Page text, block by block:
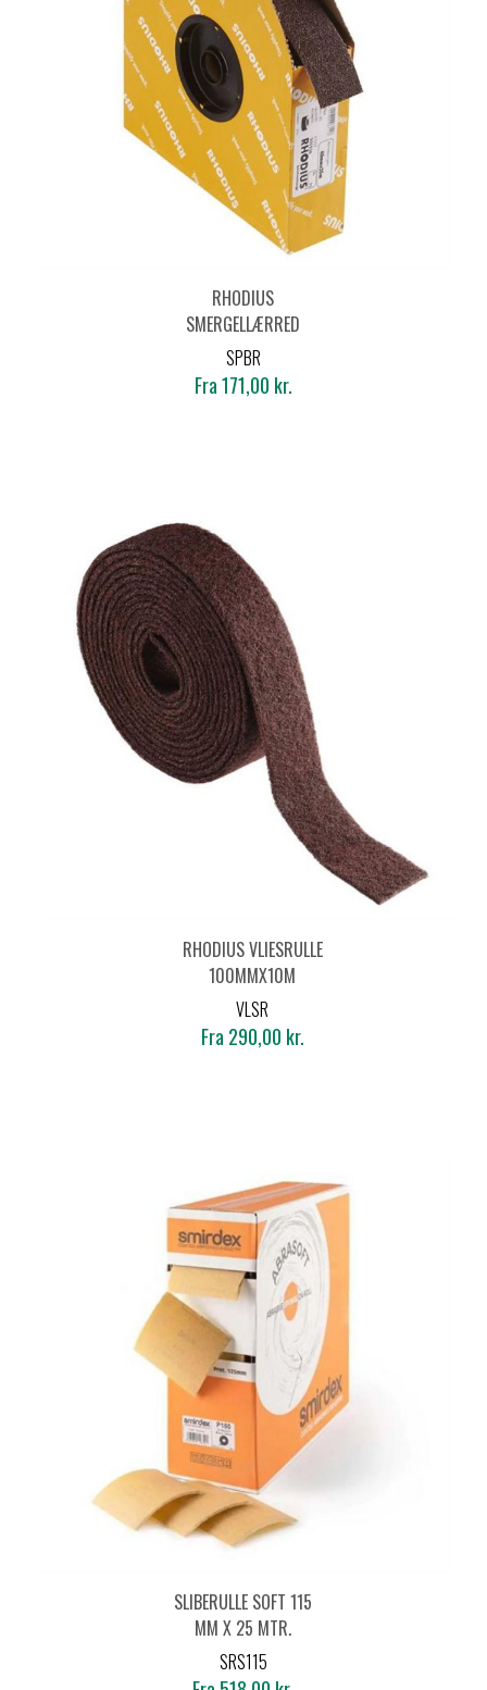
RHODIUS
SMERGELLÆRRED
40MMX25 M
SPBR
Fra 171,00 kr.
RHODIUS VLIESRULLE
100MMX10M
VLSR
Fra 290,00 kr.
SLIBERULLE SOFT 115
MM X 25 MTR.
SRS115